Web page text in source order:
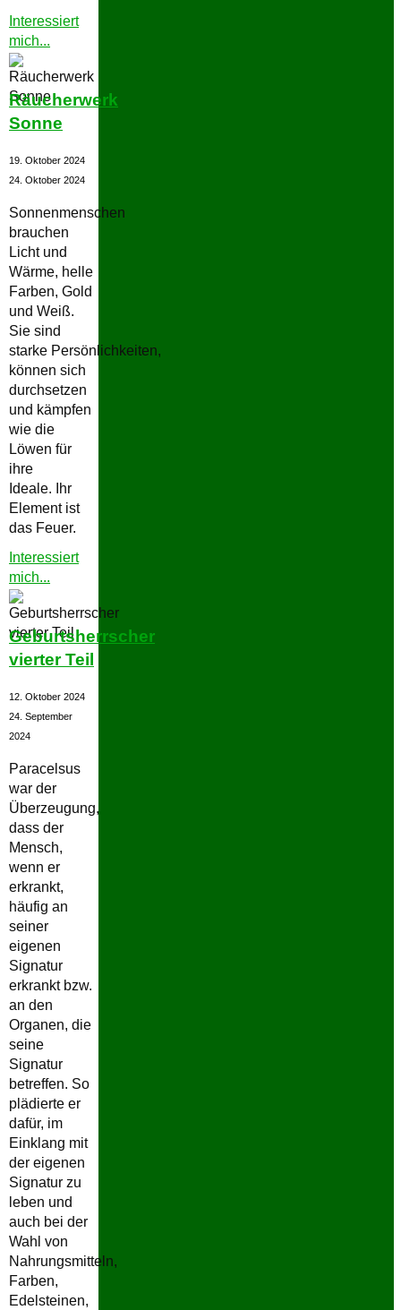
Interessiert
mich...
Räucherwerk
Sonne
19. Oktober 2024
24. Oktober 2024
Sonnenmenschen
brauchen
Licht und
Wärme, helle
Farben, Gold
und Weiß.
Sie sind
starke Persönlichkeiten,
können sich
durchsetzen
und kämpfen
wie die
Löwen für
ihre
Ideale. Ihr
Element ist
das Feuer.
Interessiert
mich...
Geburtsherrscher
vierter Teil
12. Oktober 2024
24. September
2024
Paracelsus
war der
Überzeugung,
dass der
Mensch,
wenn er
erkrankt,
häufig an
seiner
eigenen
Signatur
erkrankt bzw.
an den
Organen, die
seine
Signatur
betreffen. So
plädierte er
dafür, im
Einklang mit
der eigenen
Signatur zu
leben und
auch bei der
Wahl von
Nahrungsmitteln,
Farben,
Edelsteinen,